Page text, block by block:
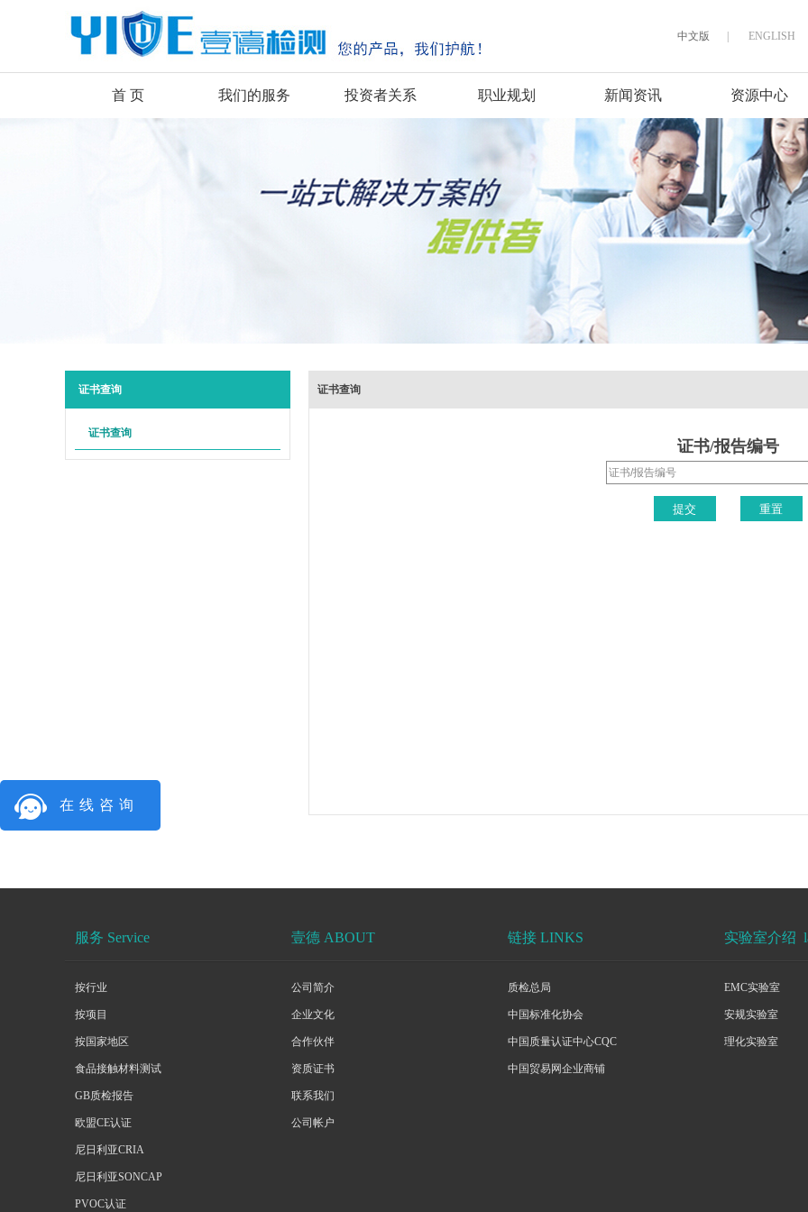
中文版 ENGLISH
首 页 我们的服务 投资者关系 职业规划 新闻资讯 资源中心
证书查询
证书查询
证书查询
证书/报告编号
服务 Service
按行业
按项目
按国家地区
食品接触材料测试
GB质检报告
欧盟CE认证
尼日利亚CRIA
尼日利亚SONCAP
PVOC认证
壹德 ABOUT
公司简介
企业文化
合作伙伴
资质证书
联系我们
公司帐户
链接 LINKS
质检总局
中国标准化协会
中国质量认证中心CQC
中国贸易网企业商铺
实验室介绍
EMC实验室
安规实验室
理化实验室
在线咨询